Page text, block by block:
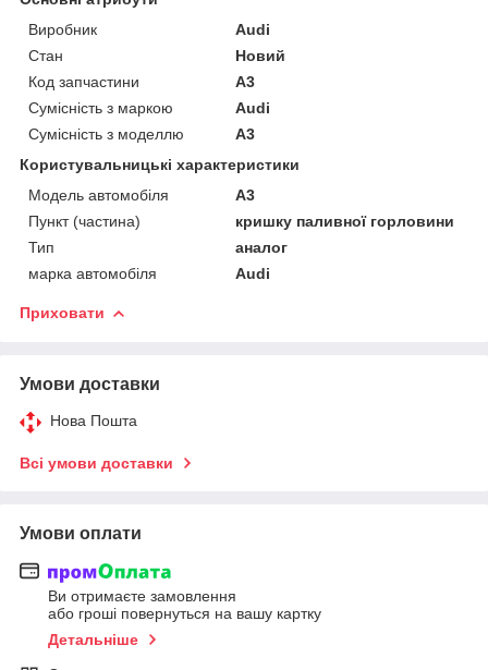
Виробник
Audi
Стан
Новий
Код запчастини
A3
Сумісність з маркою
Audi
Сумісність з моделлю
A3
Користувальницькі характеристики
Модель автомобіля
A3
Пункт (частина)
кришку паливної горловини
Тип
аналог
марка автомобіля
Audi
Приховати
Умови доставки
Нова Пошта
Всі умови доставки
Умови оплати
Ви отримаєте замовлення
або гроші повернуться на вашу картку
Детальніше